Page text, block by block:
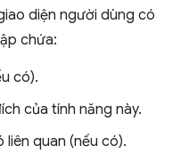
diện người dùng có
chứa:
có).
của tính năng này.
quan (nếu có).